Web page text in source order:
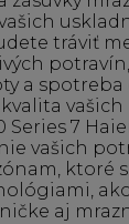
tráviť
a
Series 7
vašich
ktoré
aj